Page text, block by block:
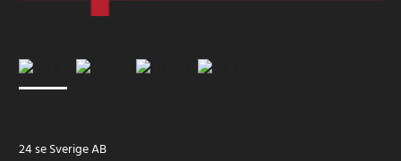
24 se Sverige AB